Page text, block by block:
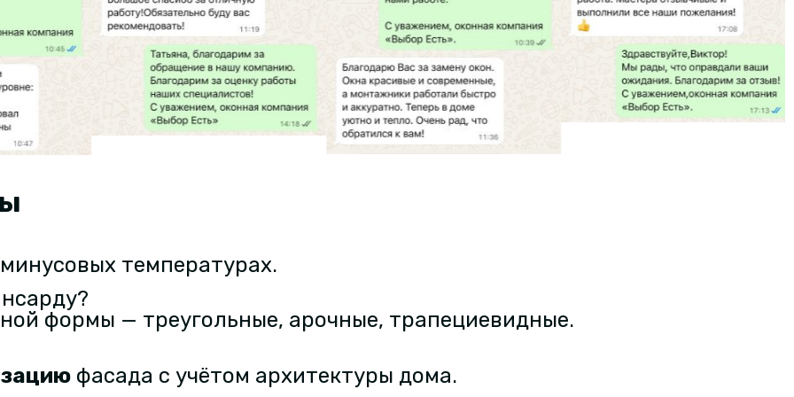
температурах.
формы — треугольные, арочные, трапециевидные.
фасада с учётом архитектуры дома.